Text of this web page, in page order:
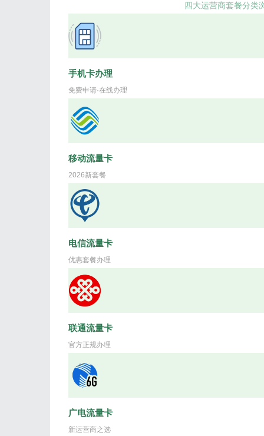
四大运营商套餐分类
手机卡办理
免费申请·在线办理
移动流量卡
2026新套餐
电信流量卡
优惠套餐办理
联通流量卡
官方正规办理
广电流量卡
新运营商之选